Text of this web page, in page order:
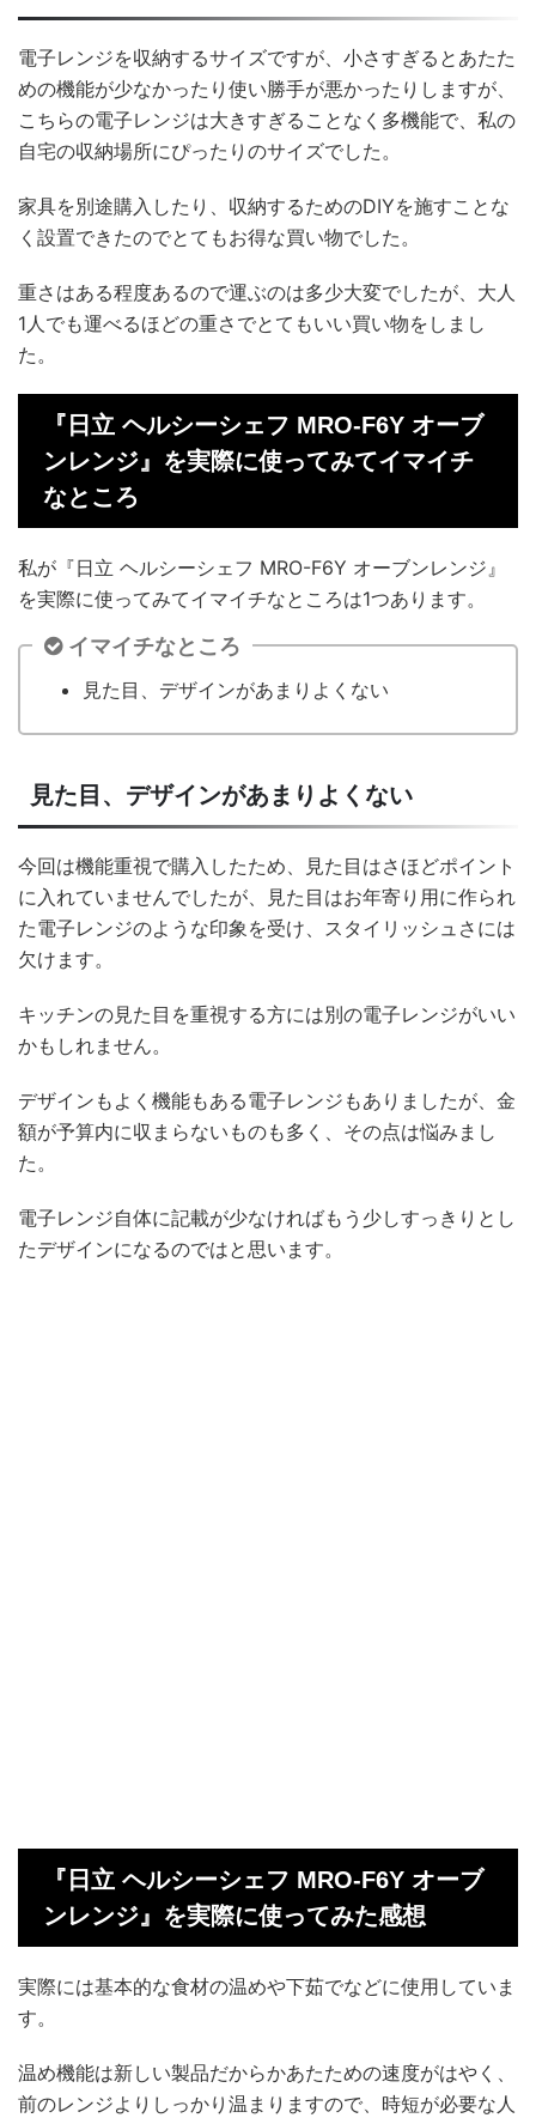
電子レンジを収納するサイズですが、小さすぎるとあたた
めの機能が少なかったり使い勝手が悪かったりしますが、
こちらの電子レンジは大きすぎることなく多機能で、私の
自宅の収納場所にぴったりのサイズでした。
家具を別途購入したり、収納するためのDIYを施すことな
く設置できたのでとてもお得な買い物でした。
重さはある程度あるので運ぶのは多少大変でしたが、大人
1人でも運べるほどの重さでとてもいい買い物をしまし
た。
『日立 ヘルシーシェフ MRO-F6Y オーブ
ンレンジ』を実際に使ってみてイマイチ
なところ
私が『日立 ヘルシーシェフ MRO-F6Y オーブンレンジ』
を実際に使ってみてイマイチなところは1つあります。
イマイチなところ
見た目、デザインがあまりよくない
見た目、デザインがあまりよくない
今回は機能重視で購入したため、見た目はさほどポイント
に入れていませんでしたが、見た目はお年寄り用に作られ
た電子レンジのような印象を受け、スタイリッシュさには
欠けます。
キッチンの見た目を重視する方には別の電子レンジがいい
かもしれません。
デザインもよく機能もある電子レンジもありましたが、金
額が予算内に収まらないものも多く、その点は悩みまし
た。
電子レンジ自体に記載が少なければもう少しすっきりとし
たデザインになるのではと思います。
『日立 ヘルシーシェフ MRO-F6Y オーブ
ンレンジ』を実際に使ってみた感想
実際には基本的な食材の温めや下茹でなどに使用していま
す。
温め機能は新しい製品だからかあたための速度がはやく、
前のレンジよりしっかり温まりますので、時短が必要な人